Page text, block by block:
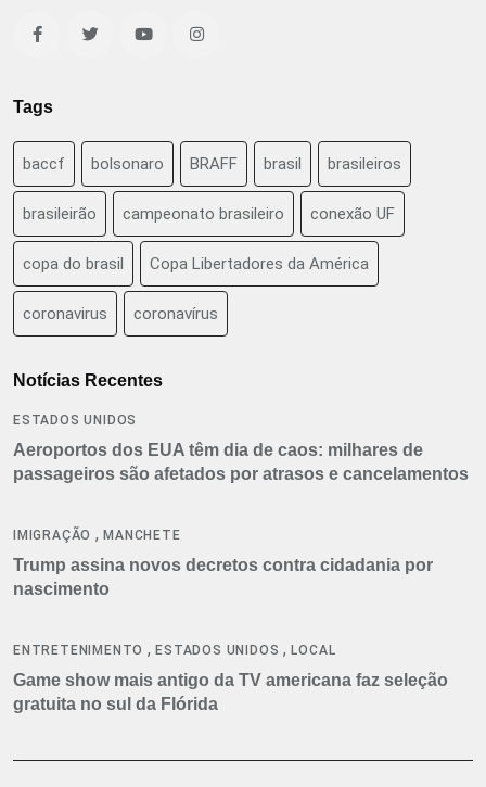
Tags
baccf bolsonaro BRAFF brasil brasileiros
brasileirão campeonato brasileiro conexão UF
copa do brasil Copa Libertadores da América
coronavirus coronavírus
Notícias Recentes
ESTADOS UNIDOS
Aeroportos dos EUA têm dia de caos: milhares de
passageiros são afetados por atrasos e cancelamentos
IMIGRAÇÃO ,MANCHETE
Trump assina novos decretos contra cidadania por
nascimento
ENTRETENIMENTO ,ESTADOS UNIDOS ,LOCAL
Game show mais antigo da TV americana faz seleção
gratuita no sul da Flórida